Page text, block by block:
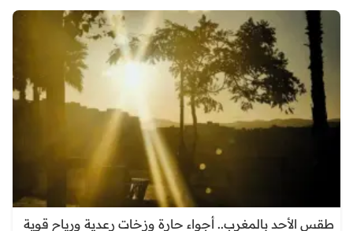
طقس الأحد بالمغرب.. أجواء حارة وزخات رعدية ورياح قوية